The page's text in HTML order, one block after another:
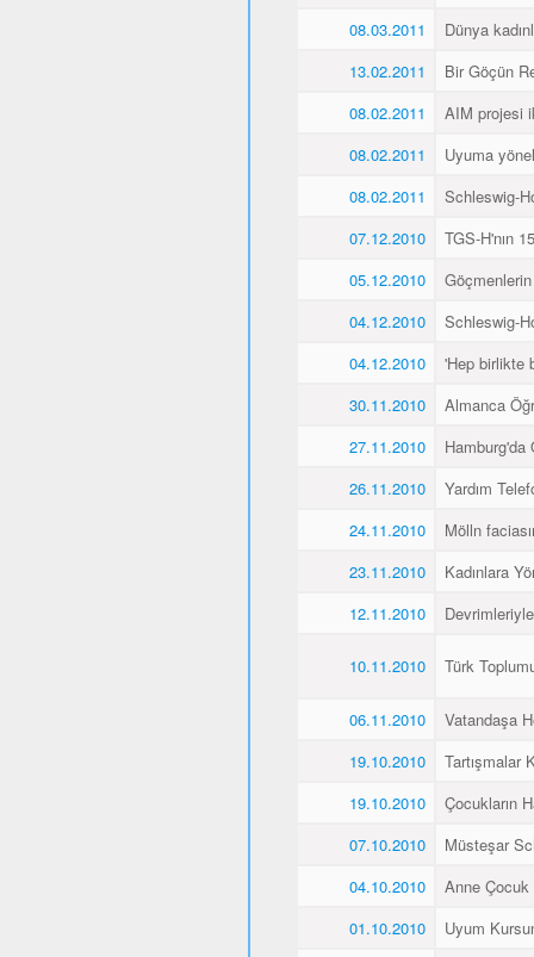
08.03.2011
Dünya
13.02.2011
Bir Göçün
08.02.2011
AIM projesi
08.02.2011
Uyuma
08.02.2011
Schleswig-
07.12.2010
TGS-H'nın
05.12.2010
04.12.2010
Schleswig-
04.12.2010
'Hep birlikte
30.11.2010
Almanca
27.11.2010
Hamburg'da
26.11.2010
Yardım
24.11.2010
Mölln
23.11.2010
Kadınlara
12.11.2010
10.11.2010 Türk
06.11.2010
Vatandaşa
19.10.2010
Tartışmalar
19.10.2010
Çocukların
07.10.2010
Müsteşar
04.10.2010
Anne
01.10.2010
Uyum